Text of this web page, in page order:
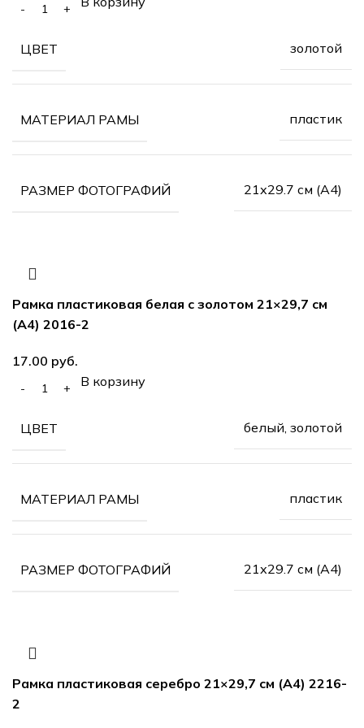
ЦВЕТ золотой
МАТЕРИАЛ РАМЫ пластик
РАЗМЕР ФОТОГРАФИЙ 21х29.7 см (А4)
Рамка пластиковая белая с золотом 21×29,7 см
(А4) 2016-2
руб.
В корзину
ЦВЕТ белый, золотой
МАТЕРИАЛ РАМЫ пластик
РАЗМЕР ФОТОГРАФИЙ 21х29.7 см (А4)
Рамка пластиковая серебро 21×29,7 см (А4) 2216-
2